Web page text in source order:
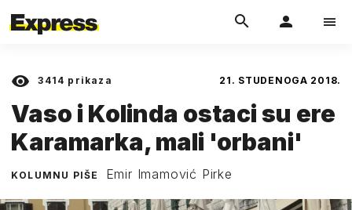
3414 prikaza 21. STUDENOGA 2018.
Vaso i Kolinda ostaci su ere
Karamarka, mali 'orbani'
KOLUMNU PIŠE Emir Imamović Pirke